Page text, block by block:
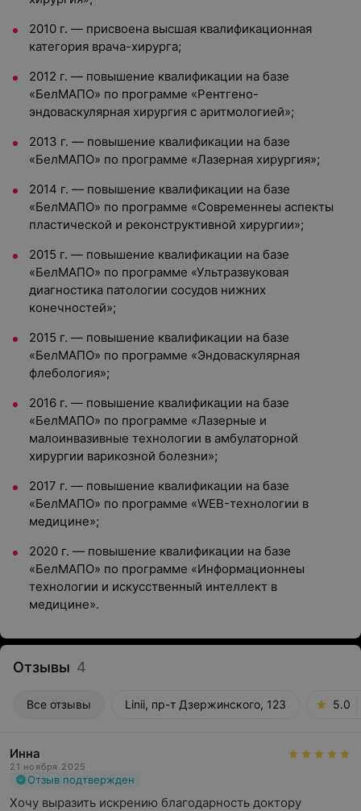
2010 г. — присвоена высшая квалификационная
категория врача-хирурга;
2012 г. — повышение квалификации на базе
«БелМАПО» по программе «Рентгено-
эндоваскулярная хирургия с аритмологией»;
2013 г. — повышение квалификации на базе
«БелМАПО» по программе «Лазерная хирургия»;
2014 г. — повышение квалификации на базе
«БелМАПО» по программе «Современнеы аспекты
пластической и реконструктивной хирургии»;
2015 г. — повышение квалификации на базе
«БелМАПО» по программе «Ультразвуковая
диагностика патологии сосудов нижних
конечностей»;
2015 г. — повышение квалификации на базе
«БелМАПО» по программе «Эндоваскулярная
флебология»;
2016 г. — повышение квалификации на базе
«БелМАПО» по программе «Лазерные и
малоинвазивные технологии в амбулаторной
хирургии варикозной болезни»;
2017 г. — повышение квалификации на базе
«БелМАПО» по программе «WEB-технологии в
медицине»;
2020 г. — повышение квалификации на базе
«БелМАПО» по программе «Информационнеы
технологии и искусственный интеллект в
медицине».
Отзывы 4
Все отзывы Linii, пр-т Дзержинского, 123 5.0
Инна
21 ноября 2025
Отзыв подтвержден
Хочу выразить искрению благодарность доктору